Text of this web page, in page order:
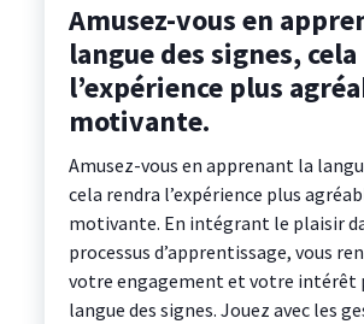
Amusez-vous en
langue des signes,
l’expérience plus
motivante.
Amusez-vous en apprenant la
cela rendra l’expérience plus
motivante. En intégrant le plaisir
processus d’apprentissage, vous
votre engagement et votre intérêt
langue des signes. Jouez avec les